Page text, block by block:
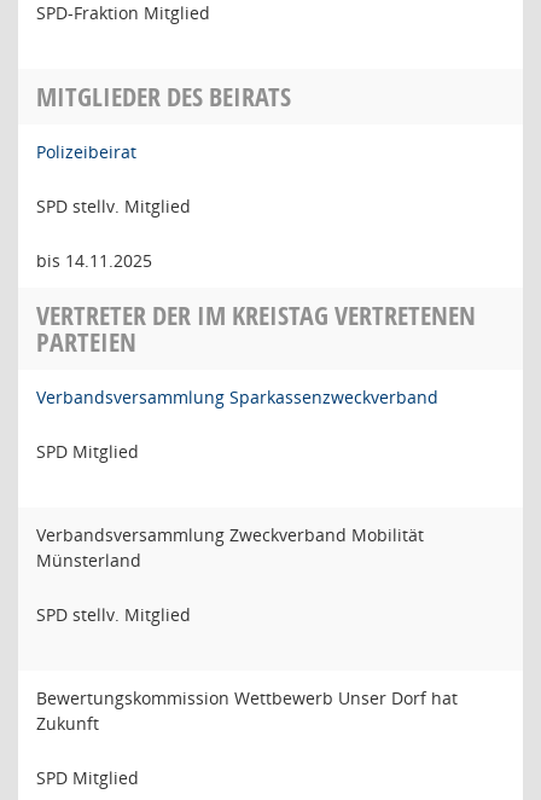
SPD-Fraktion Mitglied
MITGLIEDER DES BEIRATS
Polizeibeirat
SPD stellv. Mitglied
bis 14.11.2025
VERTRETER DER IM KREISTAG VERTRETENEN
PARTEIEN
Verbandsversammlung Sparkassenzweckverband
SPD Mitglied
Verbandsversammlung Zweckverband Mobilität
Münsterland
SPD stellv. Mitglied
Bewertungskommission Wettbewerb Unser Dorf hat
Zukunft
SPD Mitglied